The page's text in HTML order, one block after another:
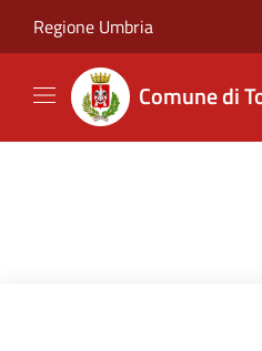
Regione Umbria
Comune di